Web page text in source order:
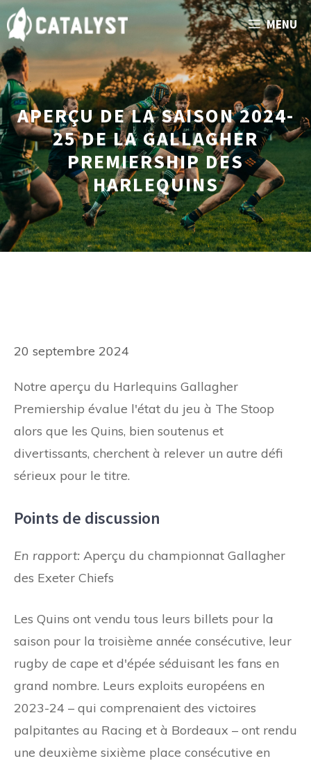
Aller
au
contenu
MENU
APERÇU DE LA SAISON 2024-
25 DE LA GALLAGHER
PREMIERSHIP DES
HARLEQUINS
20 septembre 2024
Notre aperçu du Harlequins Gallagher
Premiership évalue l'état du jeu à The Stoop
alors que les Quins, bien soutenus et
divertissants, cherchent à relever un autre défi
sérieux pour le titre.
Points de discussion
En rapport: Aperçu du championnat Gallagher
des Exeter Chiefs
Les Quins ont vendu tous leurs billets pour la
saison pour la troisième année consécutive, leur
rugby de cape et d'épée séduisant les fans en
grand nombre. Leurs exploits européens en
2023-24 – qui comprenaient des victoires
palpitantes au Racing et à Bordeaux – ont rendu
une deuxième sixième place consécutive en